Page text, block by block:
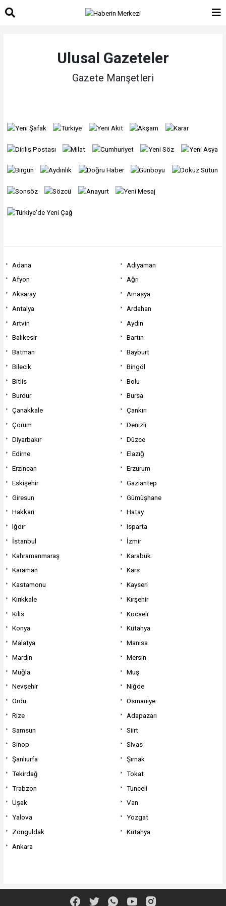
Ulusal Gazeteler
Gazete Manşetleri
Adana
Adıyaman
Afyon
Ağrı
Aksaray
Amasya
Antalya
Ardahan
Artvin
Aydın
Balıkesir
Bartın
Batman
Bayburt
Bilecik
Bingöl
Bitlis
Bolu
Burdur
Bursa
Çanakkale
Çankırı
Çorum
Denizli
Diyarbakır
Düzce
Edirne
Elazığ
Erzincan
Erzurum
Eskişehir
Gaziantep
Giresun
Gümüşhane
Hakkari
Hatay
Iğdır
Isparta
İstanbul
İzmir
Kahramanmaraş
Karabük
Karaman
Kars
Kastamonu
Kayseri
Kırıkkale
Kırşehir
Kilis
Kocaeli
Konya
Kütahya
Malatya
Manisa
Mardin
Mersin
Muğla
Muş
Nevşehir
Niğde
Ordu
Osmaniye
Rize
Adapazarı
Samsun
Siirt
Sinop
Sivas
Şanlıurfa
Şırnak
Tekirdağ
Tokat
Trabzon
Tunceli
Uşak
Van
Yalova
Yozgat
Zonguldak
Kütahya
Ankara